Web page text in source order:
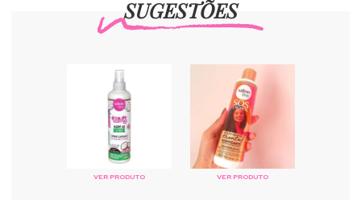
SUGESTÕES
VER PRODUTO VER PRODUTO